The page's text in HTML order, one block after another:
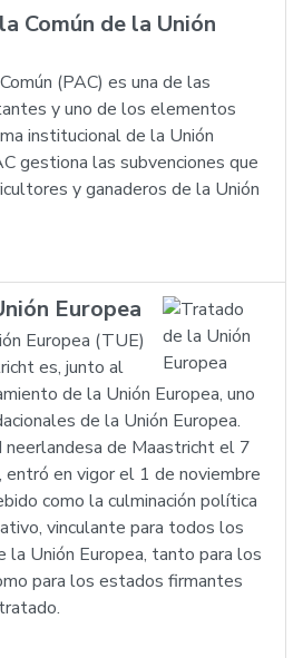
Común de la Unión
(PAC) es una de las
y uno de los elementos
institucional de la Unión
gestiona las subvenciones que
y ganaderos de la Unión
Europea
Europea (TUE)
es, junto al
de la Unión Europea, uno
de la Unión Europea.
neerlandesa de Maastricht el 7
en vigor el 1 de noviembre
como la culminación política
vinculante para todos los
la Unión Europea, tanto para los
para los estados firmantes